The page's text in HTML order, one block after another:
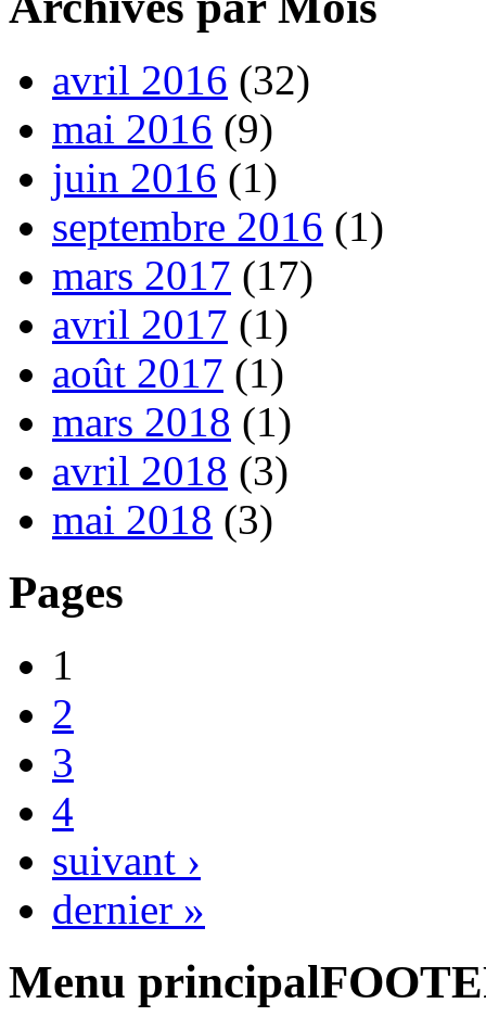
avril 2016 (32)
mai 2016 (9)
juin 2016 (1)
septembre 2016 (1)
mars 2017 (17)
avril 2017 (1)
août 2017 (1)
mars 2018 (1)
avril 2018 (3)
mai 2018 (3)
Pages
1
2
3
4
suivant ›
dernier »
Menu